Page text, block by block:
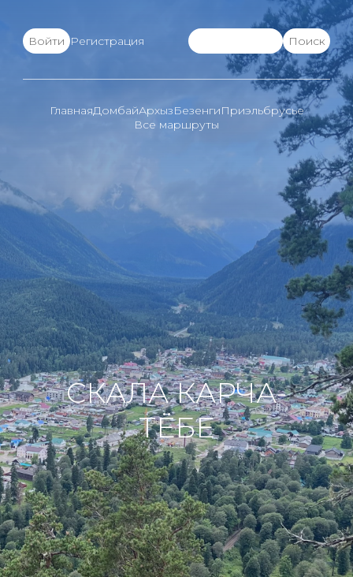
Войти Регистрация
ГлавнаяДомбайАрхызБезенгиПриэльбрусье
Все маршруты
СКАЛА КАРЧА-
ТЁБЕ